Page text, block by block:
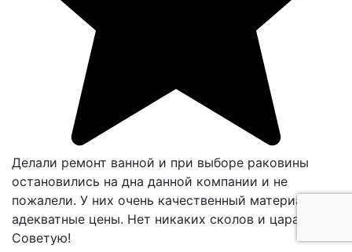
Делали ремонт ванной и при выборе раковины
остановились на дна данной компании и не
пожалели. У них очень качественный материал и
адекватные цены. Нет никаких сколов и царапин.
Советую!